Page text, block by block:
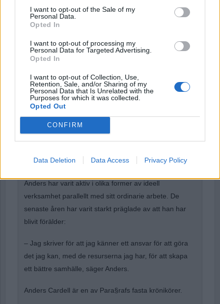
I want to opt-out of the Sale of my
Personal Data.
Opted In
I want to opt-out of processing my
Personal Data for Targeted Advertising.
Opted In
I want to opt-out of Collection, Use,
Retention, Sale, and/or Sharing of my
Personal Data that Is Unrelated with the
Purposes for which it was collected.
Opted Out
CONFIRM
Data Deletion Data Access Privacy Policy
Forgot Password
Anders Cardell
Hallstahammar och i stockholmsförorten Östberga.
Han blev anställd på Fryshuset i slutet på 80-talet där
2013.
Anders har varit aktiv i olika former av ideell
verksamhet parallellt med sitt ordinarie arbete. De
senaste åren har varit starkt präglade av att han har
blivit förälder:
– Jag skriver för att jag känner ett ansvar för att göra
det jag kan, med de resurserna jag har, för att skapa
ett bättre samhälle, säger Anders.
Anders Cardell är en av Para§rafs fasta krönikörer.